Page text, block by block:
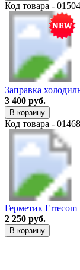
Код товара - 01504
Заправка
3 400 руб.
В корзину
Код товара - 01468
Герметик
2 250 руб.
В корзину